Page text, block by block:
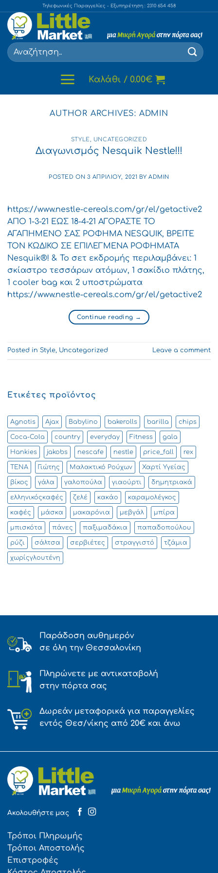
content
Τηλεφωνικές Παραγγελίες - Εξυπηρέτηση : 2310 654 458
Αναζήτηση
για:
Καλάθι / 0.00€
AUTHOR ARCHIVES: ADMIN
STYLE, UNCATEGORIZED
Διαγωνισμός Nesquik Nestle!!!
POSTED ON 3 ΑΠΡΙΛΊΟΥ, 2021 BY ADMIN
https://www.nestle-cereals.com/gr/el/getactive2
ΑΠΟ 1-3-21 ΕΩΣ 18-4-21 ΑΓΟΡΑΣΤΕ ΤΟ
ΑΓΑΠΗΜΕΝΟ ΣΑΣ ΡΟΦΗΜΑ NESQUIK, ΒΡΕΙΤΕ
ΤΟΝ ΚΩΔΙΚΟ ΣΕ ΕΠΙΛΕΓΜΕΝΑ ΡΟΦΗΜΑΤΑ
Nesquik®! & Το σετ εκδρομής περιλαμβάνει: 1
σκίαστρο τεσσάρων ατόμων, 1 σακίδιο πλάτης,
1 cooler bag και 2 υποστρώματα
https://www.nestle-cereals.com/gr/el/getactive2
Continue reading →
Posted in Style, Uncategorized Leave a comment
Ετικέτες προϊόντος
Agnotis Ajax Babylino bakerolls barilla chips
Coca-Cola country everyday Fitness gala
Hankies jakobs nescafe nestle price_fall rex
TENA Γιώτης Μαλακτικό Ρούχων Χαρτί Υγείας
βίκος γάλα γαλοπούλα γιαούρτι δημητριακά
ελληνικόςκαφές ζελέ κακάο καραμολέγκος
καφές μάσκα μακαρόνια μεβγάλ μπίρα
μπισκότα πάνες παξιμαδάκια παπαδοπούλου
ρύζι σάλτσα σερβιέτες στραγγιστό τζάμια
χωρίςγλουτένη
Παράδοση αυθημερόν
σε όλη την Θεσσαλονίκη
Πληρώνετε με αντικαταβολή
στην πόρτα σας
Δωρεάν μεταφορικά για παραγγελίες
εντός Θεσ/νίκης από 20€ και άνω
Ακολουθήστε μας
Τρόποι Πληρωμής
Τρόποι Αποστολής
Επιστροφές